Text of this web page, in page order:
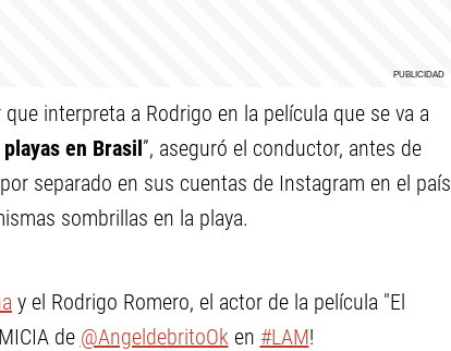
interpreta a Rodrigo en la película que se va a
en Brasil”, aseguró el conductor, antes de
separado en sus cuentas de Instagram en el país
sombrillas en la playa.
y el Rodrigo Romero, el actor de la película "El
de @AngeldebritoOken #LAM!